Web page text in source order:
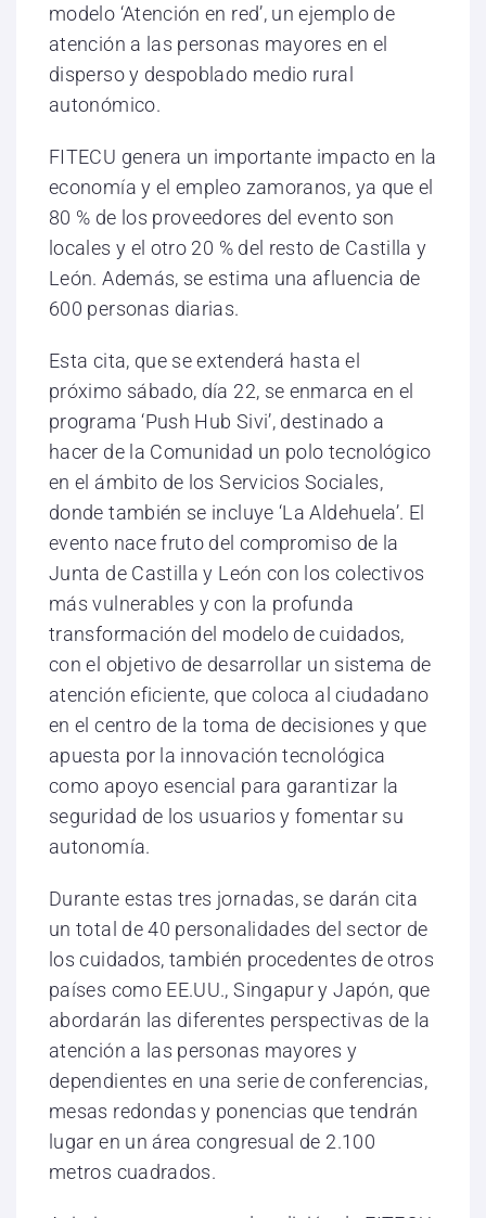
modelo ‘Atención en red’, un ejemplo de
atención a las personas mayores en el
disperso y despoblado medio rural
autonómico.
FITECU genera un importante impacto en la
economía y el empleo zamoranos, ya que el
80 % de los proveedores del evento son
locales y el otro 20 % del resto de Castilla y
León. Además, se estima una afluencia de
600 personas diarias.
Esta cita, que se extenderá hasta el
próximo sábado, día 22, se enmarca en el
programa ‘Push Hub Sivi’, destinado a
hacer de la Comunidad un polo tecnológico
en el ámbito de los Servicios Sociales,
donde también se incluye ‘La Aldehuela’. El
evento nace fruto del compromiso de la
Junta de Castilla y León con los colectivos
más vulnerables y con la profunda
transformación del modelo de cuidados,
con el objetivo de desarrollar un sistema de
atención eficiente, que coloca al ciudadano
en el centro de la toma de decisiones y que
apuesta por la innovación tecnológica
como apoyo esencial para garantizar la
seguridad de los usuarios y fomentar su
autonomía.
Durante estas tres jornadas, se darán cita
un total de 40 personalidades del sector de
los cuidados, también procedentes de otros
países como EE.UU., Singapur y Japón, que
abordarán las diferentes perspectivas de la
atención a las personas mayores y
dependientes en una serie de conferencias,
mesas redondas y ponencias que tendrán
lugar en un área congresual de 2.100
metros cuadrados.